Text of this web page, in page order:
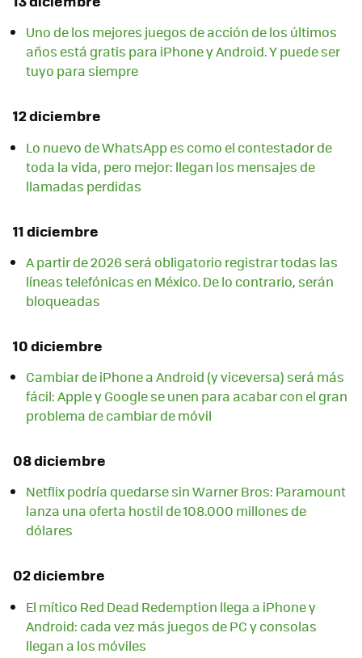
Uno de los mejores juegos de acción de los últimos
años está gratis para iPhone y Android. Y puede ser
tuyo para siempre
12 diciembre
Lo nuevo de WhatsApp es como el contestador de
toda la vida, pero mejor: llegan los mensajes de
llamadas perdidas
11 diciembre
A partir de 2026 será obligatorio registrar todas las
líneas telefónicas en México. De lo contrario, serán
bloqueadas
10 diciembre
Cambiar de iPhone a Android (y viceversa) será más
fácil: Apple y Google se unen para acabar con el gran
problema de cambiar de móvil
08 diciembre
Netflix podría quedarse sin Warner Bros: Paramount
lanza una oferta hostil de 108.000 millones de
dólares
02 diciembre
El mítico Red Dead Redemption llega a iPhone y
Android: cada vez más juegos de PC y consolas
llegan a los móviles